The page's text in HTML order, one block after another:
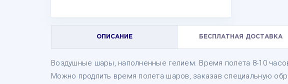
ОПИСАНИЕ БЕСПЛАТНАЯ ДОСТАВКА
Воздушные шары, наполненные гелием. Время полета 8-10
Можно продлить время полета шаров, заказав специальную